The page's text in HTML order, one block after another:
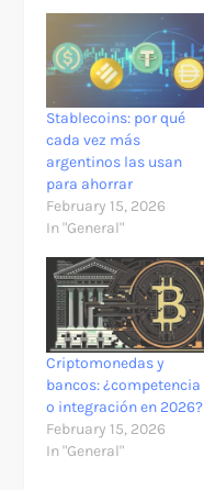
Stablecoins: por qué
cada vez más
argentinos las usan
para ahorrar
February 15, 2026
In "General"
Criptomonedas y
bancos: ¿competencia
o integración en 2026?
February 15, 2026
In "General"